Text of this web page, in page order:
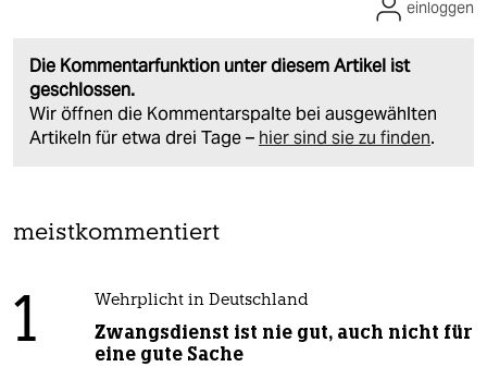
Die Kommentarfunktion unter diesem Artikel ist
geschlossen.
Wir öffnen die Kommentarspalte bei ausgewählten
Artikeln für etwa drei Tage – hier sind sie zu finden.
einloggen
meistkommentiert
1 Wehrplicht in Deutschland
Zwangsdienst ist nie gut, auch nicht für
eine gute Sache